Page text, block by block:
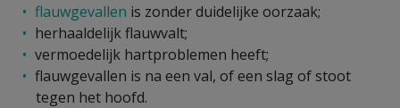
flauwgevallen is zonder duidelijke oorzaak;
herhaaldelijk flauwvalt;
vermoedelijk hartproblemen heeft;
flauwgevallen is na een val, of een slag of stoot
tegen het hoofd.